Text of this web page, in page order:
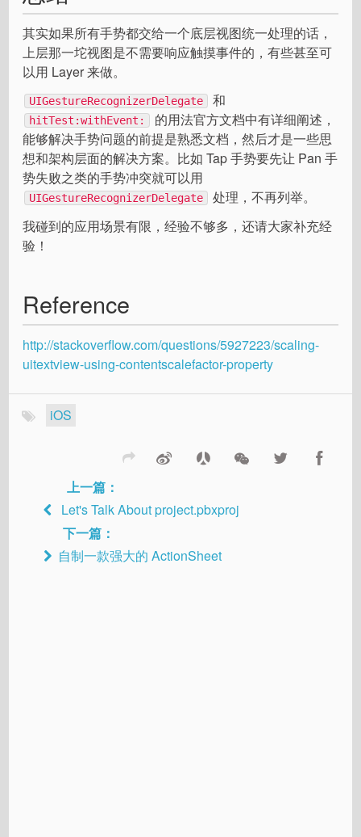
其实如果所有手势都交给一个底层视图统一处理的话，
上层那一坨视图是不需要响应触摸事件的，有些甚至可
以用 Layer 来做。
UIGestureRecognizerDelegate 和
hitTest:withEvent:
的用法官方文档中有详细阐述，
能够解决手势问题的前提是熟悉文档，然后才是一些思
想和架构层面的解决方案。比如 Tap 手势要先让 Pan 手
势失败之类的手势冲突就可以用
UIGestureRecognizerDelegate
处理，不再列举。
我碰到的应用场景有限，经验不够多，还请大家补充经
验！
Reference
http://stackoverflow.com/questions/5927223/scaling-
uitextview-using-contentscalefactor-property
iOS
上一篇：
Let's Talk About project.pbxproj
下一篇：
自制一款强大的 ActionSheet